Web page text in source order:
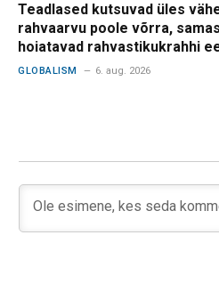
Teadlased kutsuvad üles
rahvaarvu poole võrra,
hoiatavad rahvastikukrahhi
GLOBALISM 6. aug. 2026